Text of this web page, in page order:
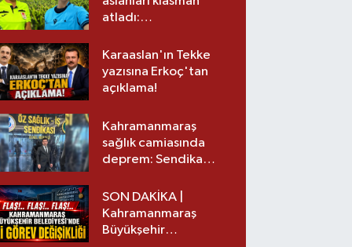
atladı:
üst lige iki transfer!
Karaaslan'ın Tekke
yazısına Erkoç'tan
açıklama!
Kahramanmaraş
sağlık camiasında
deprem: Sendika
SON DAKİKA |
Kahramanmaraş
Büyükşehir